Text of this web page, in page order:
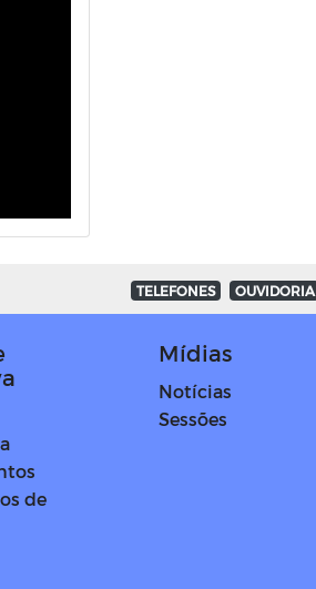
TELEFONES OUVIDORIA
de
Mídias
Notícias
Sessões